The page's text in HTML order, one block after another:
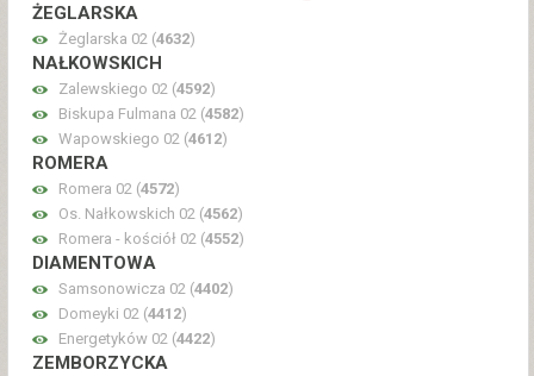
ŻEGLARSKA
Żeglarska 02 (4632)
NAŁKOWSKICH
Zalewskiego 02 (4592)
Biskupa Fulmana 02 (4582)
Wapowskiego 02 (4612)
ROMERA
Romera 02 (4572)
Os. Nałkowskich 02 (4562)
Romera - kościół 02 (4552)
DIAMENTOWA
Samsonowicza 02 (4402)
Domeyki 02 (4412)
Energetyków 02 (4422)
ZEMBORZYCKA